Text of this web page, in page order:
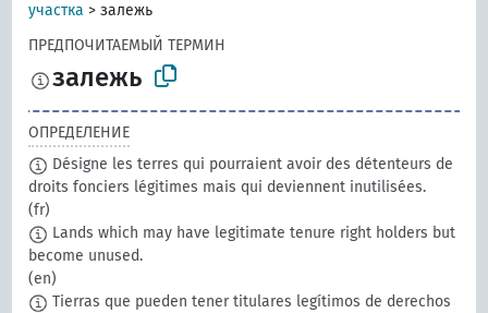
участка >залежь
ПРЕДПОЧИТАЕМЫЙ ТЕРМИН
залежь
ОПРЕДЕЛЕНИЕ
Désigne les terres qui pourraient avoir des détenteurs de
droits fonciers légitimes mais qui deviennent inutilisées.
(fr)
Lands which may have legitimate tenure right holders but
become unused.
(en)
Tierras que pueden tener titulares legítimos de derechos